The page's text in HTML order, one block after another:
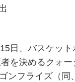
日、バスケット
を決めるクォ
ンフライズ（同